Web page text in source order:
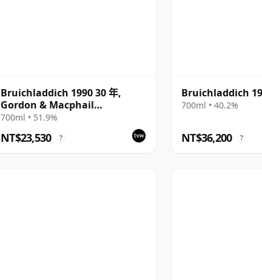
Bruichladdich 1990 30 年,
Gordon & Macphail
Connoisseurs Choice - Sherry
700ml • 51.9%
NT$23,530 ?
Bruichladdich
700ml • 40.2%
NT$36,200 ?